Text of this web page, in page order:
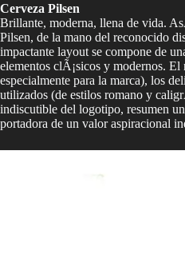
Cerveza Pilsen
Brillante, moderna, llena de vida.
Pilsen, de la mano del reconocido
impactante layout se compone de
elementos clÃ¡sicos y modernos. El
especialmente para la marca), los
utilizados (de estilos romano y
indiscutible del logotipo, resumen
portadora de un valor aspiracional